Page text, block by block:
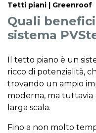
Tetti piani | Greenroof
Quali
sistema
Il tetto piano è un
ricco di potenzialità,
trovando un ampio
moderna, ma
larga scala.
Fino a non molto